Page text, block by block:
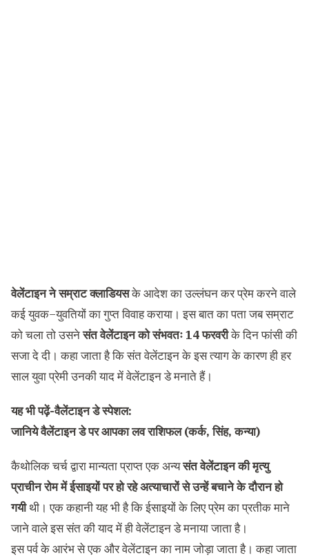
वेलेंटाइन ने सम्राट क्लाडियसके आदेश का उल्लंघन कर प्रेम करने वाले
कई युवक−युवतियों का गुप्त विवाह कराया। इस बात का पता जब सम्राट
को चला तो उसनेसंत वेलेंटाइन को संभवतः 14 फरवरीके दिन फांसी की
सजा दे दी। कहा जाता है कि संत वेलेंटाइन के इस त्याग के कारण ही हर
साल युवा प्रेमी उनकी याद में वेलेंटाइन डे मनाते हैं।
यह भी पढ़ें-वैलेंटाइन डे स्पेशल:
जानिये वैलेंटाइन डे पर आपका लव राशिफल (कर्क, सिंह, कन्या)
कैथोलिक चर्च द्वारा मान्यता प्राप्त एक अन्यसंत वेलेंटाइन की मृत्यु
प्राचीन रोम में ईसाइयों पर हो रहे अत्याचारों से उन्हें बचाने के दौरान हो
गयीथी। एक कहानी यह भी है कि ईसाइयों के लिए प्रेम का प्रतीक माने
जाने वाले इस संत की याद में ही वेलेंटाइन डे मनाया जाता है।
इस पर्व के आरंभ से एक और वेलेंटाइन का नाम जोड़ा जाता है। कहा जाता